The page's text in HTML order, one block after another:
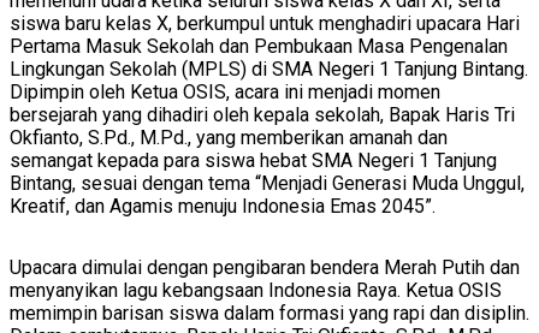
siswa baru kelas X, berkumpul untuk menghadiri upacara Hari
Pertama Masuk Sekolah dan Pembukaan Masa Pengenalan
Lingkungan Sekolah (MPLS) di SMA Negeri 1 Tanjung Bintang.
Dipimpin oleh Ketua OSIS, acara ini menjadi momen
bersejarah yang dihadiri oleh kepala sekolah, Bapak Haris Tri
Okfianto, S.Pd., M.Pd., yang memberikan amanah dan
semangat kepada para siswa hebat SMA Negeri 1 Tanjung
Bintang, sesuai dengan tema “Menjadi Generasi Muda Unggul,
Kreatif, dan Agamis menuju Indonesia Emas 2045”.
Upacara dimulai dengan pengibaran bendera Merah Putih dan
menyanyikan lagu kebangsaan Indonesia Raya. Ketua OSIS
memimpin barisan siswa dalam formasi yang rapi dan disiplin.